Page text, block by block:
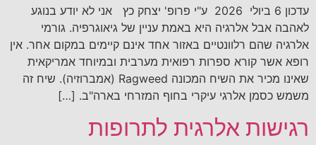
עדכון 6 ביולי 2026 ע"י פרופ' יצחק כץ אני לא יודע בנוגע
לאהבה אבל אלרגיה היא באמת עניין של גיאוגרפיה. גורמי
אלרגיה שהם רלוונטיים באזור אחד אינם קיימים במקום אחר. אין
רופא אשר קורא ספרות רפואית מערבית ובמיוחד אמריקאית
שאינו מכיר את השיח המכונה Ragweed (אמברוזיה). שיח זה
משמש כסמן אלרגי עיקרי בחוף המזרחי בארה"ב. […]
רגישות אלרגית לתרופות